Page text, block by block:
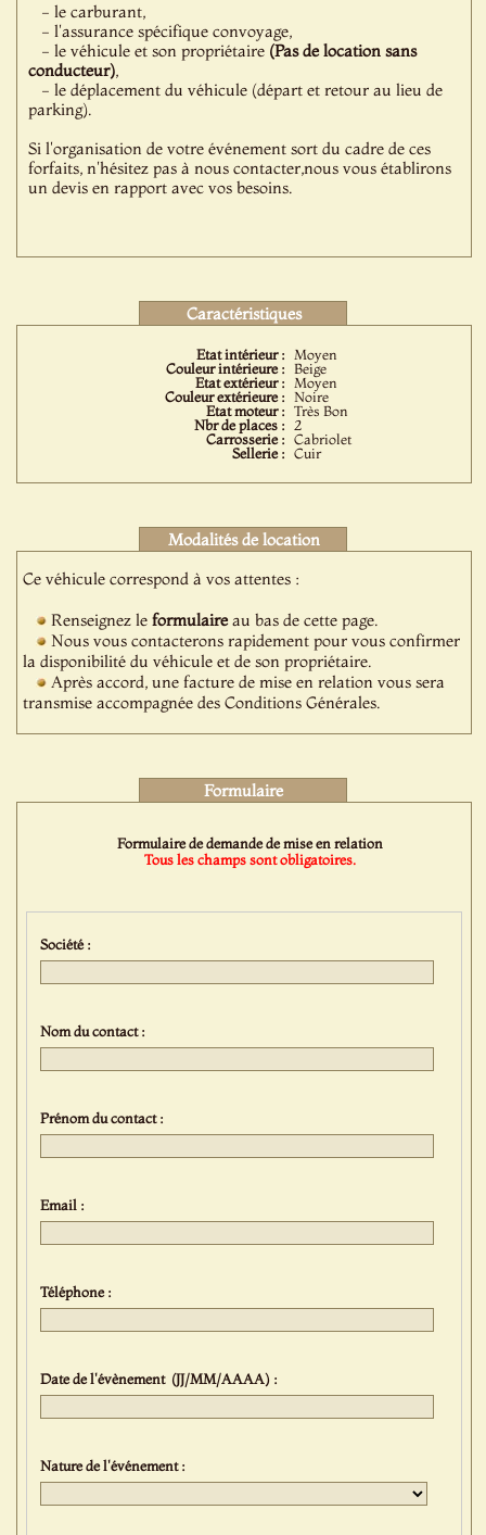
- le carburant,
- l'assurance spécifique convoyage,
- le véhicule et son propriétaire (Pas de location sans
conducteur),
- le déplacement du véhicule (départ et retour au lieu de
parking).
Si l'organisation de votre événement sort du cadre de ces
forfaits, n'hésitez pas à nous contacter,nous vous établirons
un devis en rapport avec vos besoins.
Caractéristiques
Etat intérieur :
Moyen
Couleur intérieure : Beige
Etat extérieur :
Moyen
Couleur extérieure : Noire
Etat moteur : Très Bon
Nbr de places :
2
Carrosserie : Cabriolet
Sellerie : Cuir
Modalités de location
Ce véhicule correspond à vos attentes :
Renseignez leformulaireau bas de cette page.
Nous vous contacterons rapidement pour vous confirmer
la disponibilité du véhicule et de son propriétaire.
Après accord, une facture de mise en relation vous sera
transmise accompagnée des Conditions Générales.
Formulaire
Formulaire de demande de mise en relation
Tous les champs sont obligatoires.
Société :
Nom du contact :
Prénom du contact :
Email :
Téléphone :
Date de l'évènement (JJ/MM/AAAA) :
Nature de l'événement :